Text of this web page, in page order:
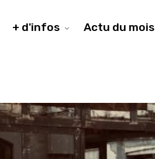
+ d'infos Actu du mois